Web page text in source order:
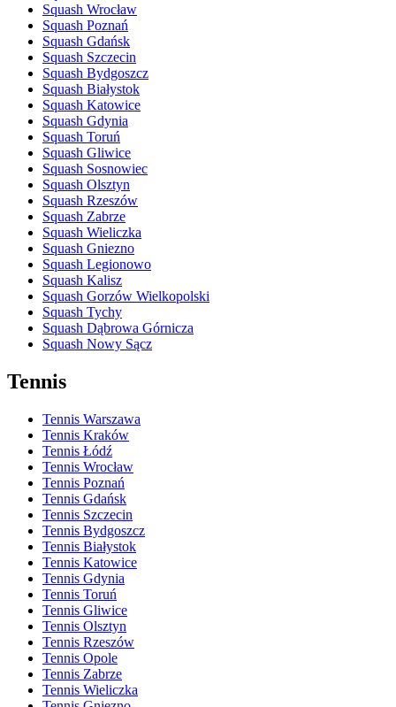
Squash Wrocław
Squash Poznań
Squash Gdańsk
Squash Szczecin
Squash Bydgoszcz
Squash Białystok
Squash Katowice
Squash Gdynia
Squash Toruń
Squash Gliwice
Squash Sosnowiec
Squash Olsztyn
Squash Rzeszów
Squash Zabrze
Squash Wieliczka
Squash Gniezno
Squash Legionowo
Squash Kalisz
Squash Gorzów Wielkopolski
Squash Tychy
Squash Dąbrowa Górnicza
Squash Nowy Sącz
Tennis
Tennis Warszawa
Tennis Kraków
Tennis Łódź
Tennis Wrocław
Tennis Poznań
Tennis Gdańsk
Tennis Szczecin
Tennis Bydgoszcz
Tennis Białystok
Tennis Katowice
Tennis Gdynia
Tennis Toruń
Tennis Gliwice
Tennis Olsztyn
Tennis Rzeszów
Tennis Opole
Tennis Zabrze
Tennis Wieliczka